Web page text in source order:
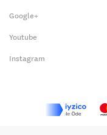
Google+
Youtube
Instagram